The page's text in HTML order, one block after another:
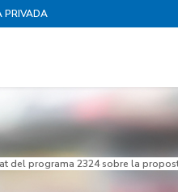
PRIVADA
del programa 2324 sobre la